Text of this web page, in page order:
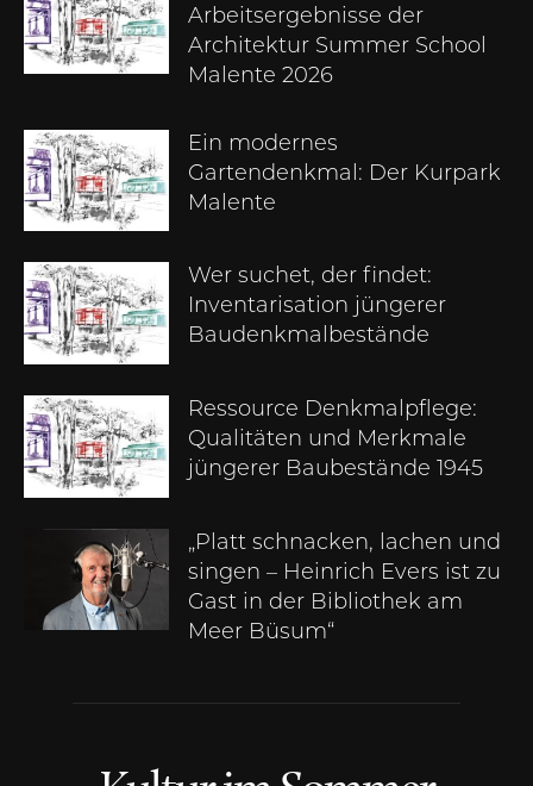
Arbeitsergebnisse der
Architektur Summer School
Malente 2026
Ein modernes
Gartendenkmal: Der Kurpark
Malente
Wer suchet, der findet:
Inventarisation jüngerer
Baudenkmalbestände
Ressource Denkmalpflege:
Qualitäten und Merkmale
jüngerer Baubestände 1945
„Platt schnacken, lachen und
singen – Heinrich Evers ist zu
Gast in der Bibliothek am
Meer Büsum“